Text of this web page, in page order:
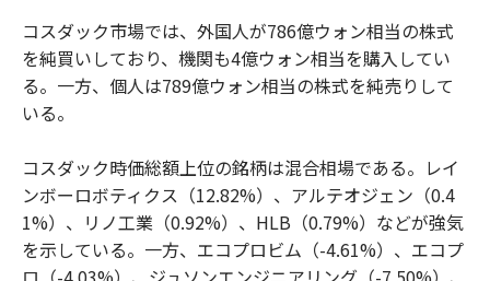
コスダック市場では、外国人が786億ウォン相当の株式
を純買いしており、機関も4億ウォン相当を購入してい
る。一方、個人は789億ウォン相当の株式を純売りして
いる。
コスダック時価総額上位の銘柄は混合相場である。レイ
ンボーロボティクス（12.82%）、アルテオジェン（0.4
1%）、リノ工業（0.92%）、HLB（0.79%）などが強気
を示している。一方、エコプロビム（-4.61%）、エコプ